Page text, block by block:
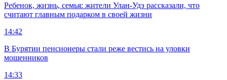
Ребенок, жизнь, семья: жители Улан-Удэ рассказали, что
считают главным подарком в своей жизни
14:42
В Бурятии пенсионеры стали реже вестись на уловки
мошенников
14:33